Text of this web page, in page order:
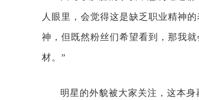
人眼里，会觉得这是缺乏职业精神
神，但既然粉丝们希望看到，那我
材。”
明星的外貌被大家关注，这本